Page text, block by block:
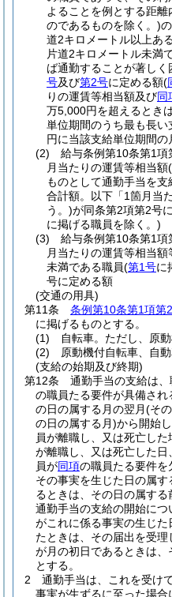
よることを例とする距
のであるものを除く。)
道2キロメートル以上あ
片道2キロメートル未満
ば通勤することが著し
号及び第2号に定める額(
りの運賃等相当額及び同
万5,000円を超えるとき
単位期間のうち最も長
円に当該支給単位期間
(2)
給与条例第10条第1
月当たりの運賃等相当額
ものとして通勤手当を
合計額。以下「1箇月当
う。)が同条第2項第2号
に掲げる職員を除く。)
(3)
給与条例第10条第1
月当たりの運賃等相当
未満である職員(第1号に
号に定める額
(交通の用具)
第11条
条例第10条第1項第
に掲げるものとする。
(1)
自転車。 ただし、原
(2)
原動機付自転車、自
(支給の始期及び終期)
第12条
通勤手当の支給は
の職員たる要件が具備さ
の日の属する月の翌月(そ
の日の属する月)から開始
員が離職し、又は死亡し
が離職し、又は死亡した
員が同項の職員たる要件を
その事実を生じた日の属す
るときは、その日の属する
通勤手当の支給の開始につ
がこれに係る事実の生じ
たときは、その届出を受理
が月の初日であるときは、
とする。
2
通勤手当は、これを受け
事実が生ずるに至った場